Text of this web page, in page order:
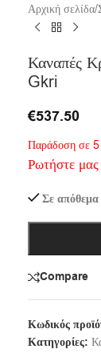
Αρχική σελίδα/
Καναπές
Gkri
€537.50
Παράδοση σε
Ρωτήστε
Σε απόθεμα
Compare
Κωδικός
Κατηγορίες: